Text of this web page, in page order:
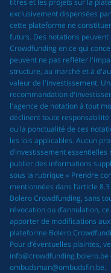
exclusivement dispensées
cette plateforme ne
futurs. Des notations
Crowdfunding en ce qui
peuvent ne pas refléter
structure, au marché et à
valeur de l'investissement.
recommandation
l'agence de notation à tout
déclinent toute
ou la ponctualité de ces
les lois applicables. Aucun
d’investissement
publier des informations
sous la rubrique « Prendre
mentionnées dans l’article
Bolero Crowdfunding, sans
révocation ou d’annulation,
apporter de modifications
plateforme Bolero
Pour d’éventuelles plaintes,
ombudsman@ombudsfin.be.